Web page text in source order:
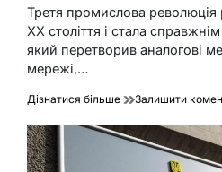
час
читання
Третя промислова революція
XX століття і стала
який перетворив аналогові
мережі,…
Дізнатися більше Залишити